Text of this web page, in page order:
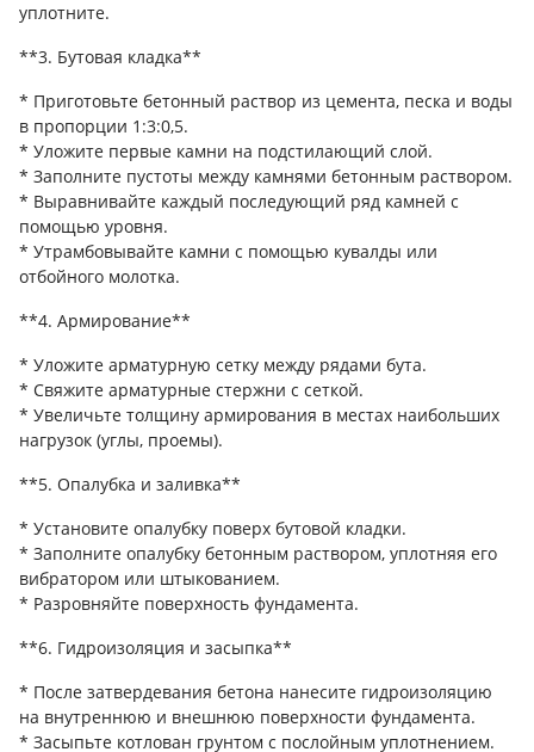
уплотните.
**3. Бутовая кладка**
* Приготовьте бетонный раствор из цемента, песка и воды
в пропорции 1:3:0,5.
* Уложите первые камни на подстилающий слой.
* Заполните пустоты между камнями бетонным раствором.
* Выравнивайте каждый последующий ряд камней с
помощью уровня.
* Утрамбовывайте камни с помощью кувалды или
отбойного молотка.
**4. Армирование**
* Уложите арматурную сетку между рядами бута.
* Свяжите арматурные стержни с сеткой.
* Увеличьте толщину армирования в местах наибольших
нагрузок (углы, проемы).
**5. Опалубка и заливка**
* Установите опалубку поверх бутовой кладки.
* Заполните опалубку бетонным раствором, уплотняя его
вибратором или штыкованием.
* Разровняйте поверхность фундамента.
**6. Гидроизоляция и засыпка**
* После затвердевания бетона нанесите гидроизоляцию
на внутреннюю и внешнюю поверхности фундамента.
* Засыпьте котлован грунтом с послойным уплотнением.